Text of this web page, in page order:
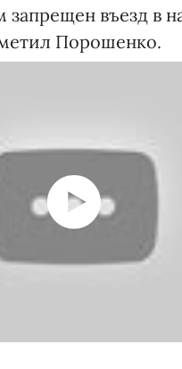
запрещен въезд в
Порошенко.